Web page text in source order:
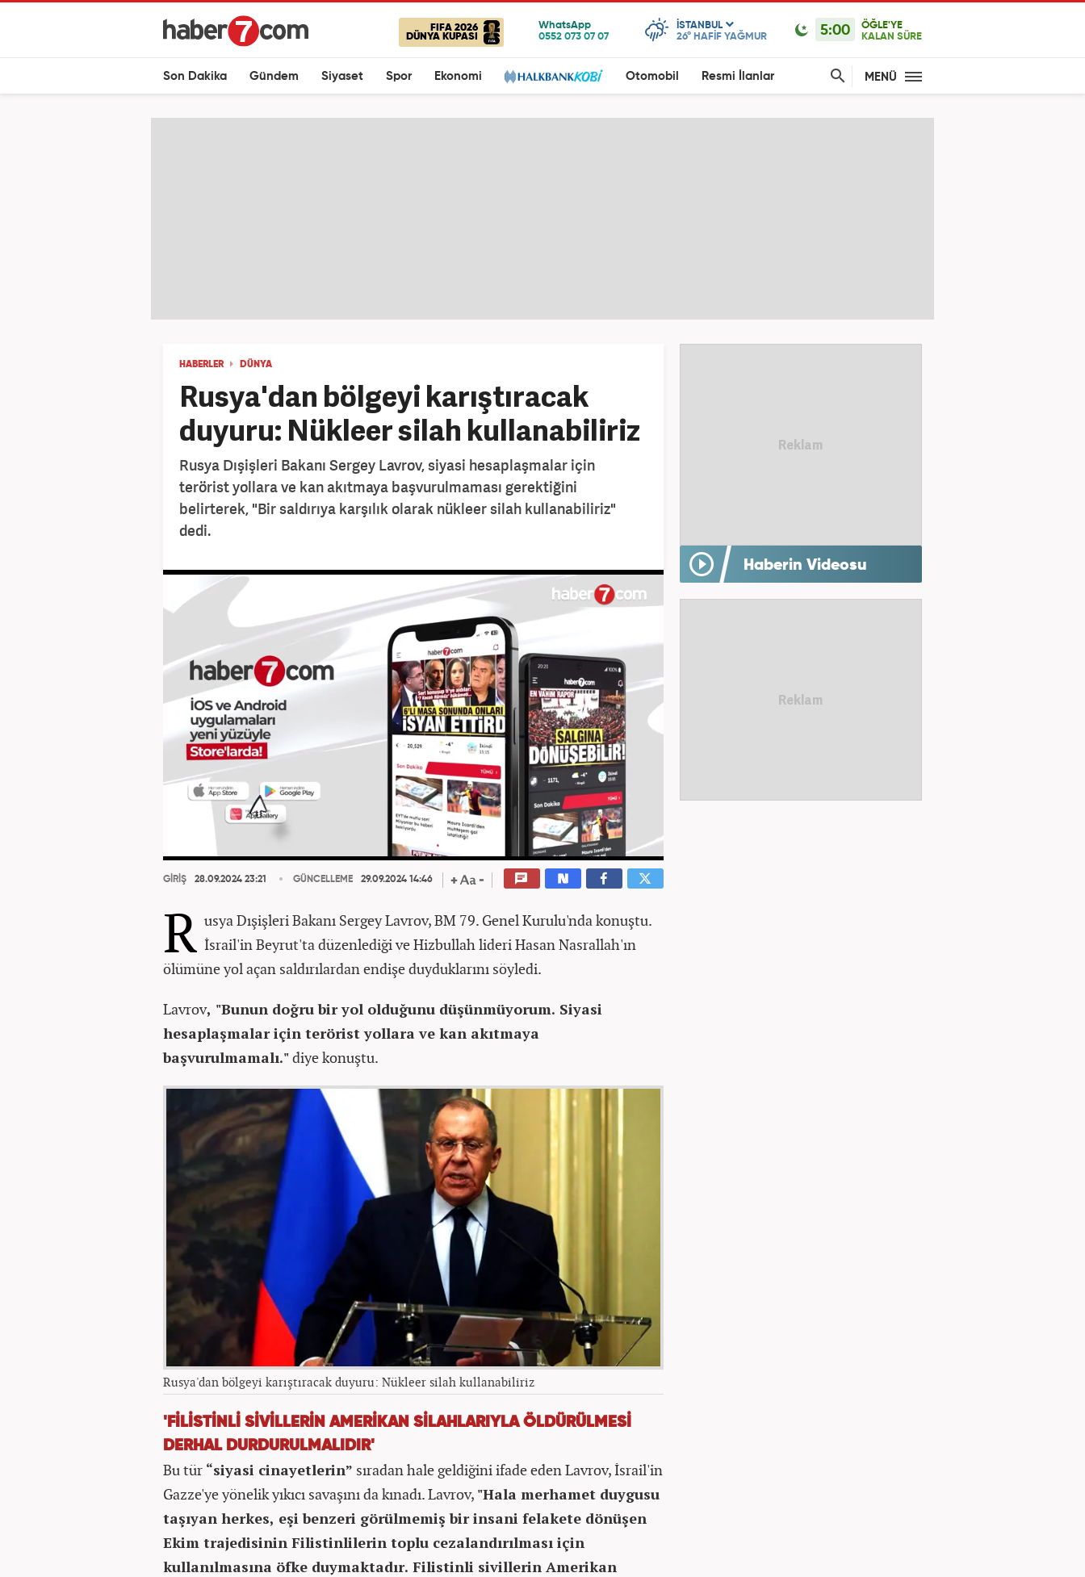
FIFA 2026
DÜNYA KUPASI
ISTANBUL
26° HAFİF YAĞMUR 5:00
ÖĞLE'YE
KALAN SÜRE
Son Dakika Gündem Siyaset Spor Ekonomi Otomobil Resmi İlanlar MENÜ
HABERLER DÜNYA
Rusya'dan bölgeyi karıştıracak
duyuru: Nükleer silah kullanabiliriz
Rusya Dışişleri Bakanı Sergey Lavrov, siyasi hesaplaşmalar için
terörist yollara ve kan akıtmaya başvurulmaması gerektiğini
belirterek, "Bir saldırıya karşılık olarak nükleer silah kullanabiliriz"
dedi.
GİRİŞ 28.09.2024 23:21 GÜNCELLEME 29.09.2024 14:46
R usya Dışişleri Bakanı Sergey Lavrov, BM 79. Genel Kurulu'nda konuştu.
İsrail'in Beyrut'ta düzenlediği ve Hizbullah lideri Hasan Nasrallah'ın
ölümüne yol açan saldırılardan endişe duyduklarını söyledi.
Lavrov, "Bunun doğru bir yol olduğunu düşünmüyorum. Siyasi
hesaplaşmalar için terörist yollara ve kan akıtmaya
başvurulmamalı."diye konuştu.
Rusya'dan bölgeyi karıştıracak duyuru: Nükleer silah kullanabiliriz
'FİLİSTİNLİ SİVİLLERİN AMERİKAN SİLAHLARIYLA ÖLDÜRÜLMESİ
DERHAL DURDURULMALIDIR'
Bu tür “siyasi cinayetlerin” sıradan hale geldiğini ifade eden Lavrov, İsrail'in
Gazze'ye yönelik yıkıcı savaşını da kınadı. Lavrov, "Hala merhamet duygusu
taşıyan herkes, eşi benzeri görülmemiş bir insani felakete dönüşen
Ekim trajedisinin Filistinlilerin toplu cezalandırılması için
kullanılmasına öfke duymaktadır. Filistinli sivillerin Amerikan
Haberin Videosu